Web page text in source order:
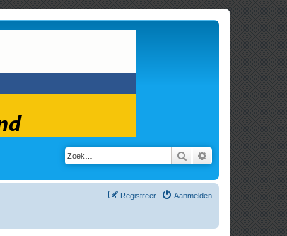
Zoek Uitgebreid zoeken
Aanmelden
Registreer